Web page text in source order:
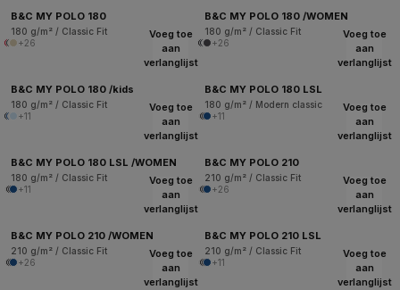
B&C MY POLO 180
180 g/m² / Classic Fit
+26
B&C MY POLO 180 /WOMEN
180 g/m² / Classic Fit
+26
Voeg toe
aan
verlanglijst
B&C MY POLO 180 /kids
180 g/m² / Classic Fit
+11
Voeg toe
aan
verlanglijst
B&C MY POLO 180 LSL
180 g/m² / Modern classic
+11
Voeg toe
aan
verlanglijst
B&C MY POLO 180 LSL /WOMEN
180 g/m² / Classic Fit
+11
Voeg toe
aan
verlanglijst
B&C MY POLO 210
210 g/m² / Classic Fit
+26
Voeg toe
aan
verlanglijst
B&C MY POLO 210 /WOMEN
210 g/m² / Classic Fit
+26
Voeg toe
aan
verlanglijst
B&C MY POLO 210 LSL
210 g/m² / Classic Fit
+11
Voeg toe
aan
verlanglijst
Voeg toe
aan
verlanglijst